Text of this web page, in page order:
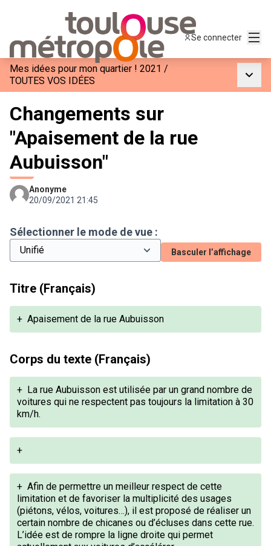
Se connecter
Mes idées pour mon quartier ! 2021 /
TOUTES VOS IDÉES
Changements sur
"Apaisement de la rue
Aubuisson"
Anonyme
20/09/2021 21:45
Sélectionner le mode de vue :
Basculer l’affichage
Titre (Français)
+ Apaisement de la rue Aubuisson
Corps du texte (Français)
+ La rue Aubuisson est utilisée par un grand nombre de
voitures qui ne respectent pas toujours la limitation à 30
km/h.
+
+ Afin de permettre un meilleur respect de cette
limitation et de favoriser la multiplicité des usages
(piétons, vélos, voitures…), il est proposé de réaliser un
certain nombre de chicanes ou d’écluses dans cette rue.
L’idée est de rompre la ligne droite qui permet